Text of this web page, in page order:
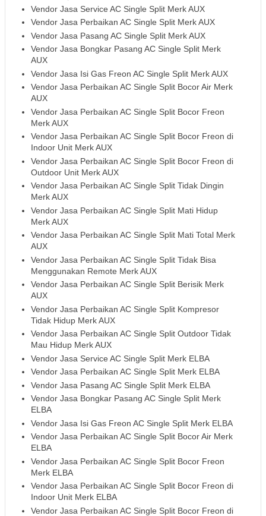
Vendor Jasa Service AC Single Split Merk AUX
Vendor Jasa Perbaikan AC Single Split Merk AUX
Vendor Jasa Pasang AC Single Split Merk AUX
Vendor Jasa Bongkar Pasang AC Single Split Merk
AUX
Vendor Jasa Isi Gas Freon AC Single Split Merk AUX
Vendor Jasa Perbaikan AC Single Split Bocor Air Merk
AUX
Vendor Jasa Perbaikan AC Single Split Bocor Freon
Merk AUX
Vendor Jasa Perbaikan AC Single Split Bocor Freon di
Indoor Unit Merk AUX
Vendor Jasa Perbaikan AC Single Split Bocor Freon di
Outdoor Unit Merk AUX
Vendor Jasa Perbaikan AC Single Split Tidak Dingin
Merk AUX
Vendor Jasa Perbaikan AC Single Split Mati Hidup
Merk AUX
Vendor Jasa Perbaikan AC Single Split Mati Total Merk
AUX
Vendor Jasa Perbaikan AC Single Split Tidak Bisa
Menggunakan Remote Merk AUX
Vendor Jasa Perbaikan AC Single Split Berisik Merk
AUX
Vendor Jasa Perbaikan AC Single Split Kompresor
Tidak Hidup Merk AUX
Vendor Jasa Perbaikan AC Single Split Outdoor Tidak
Mau Hidup Merk AUX
Vendor Jasa Service AC Single Split Merk ELBA
Vendor Jasa Perbaikan AC Single Split Merk ELBA
Vendor Jasa Pasang AC Single Split Merk ELBA
Vendor Jasa Bongkar Pasang AC Single Split Merk
ELBA
Vendor Jasa Isi Gas Freon AC Single Split Merk ELBA
Vendor Jasa Perbaikan AC Single Split Bocor Air Merk
ELBA
Vendor Jasa Perbaikan AC Single Split Bocor Freon
Merk ELBA
Vendor Jasa Perbaikan AC Single Split Bocor Freon di
Indoor Unit Merk ELBA
Vendor Jasa Perbaikan AC Single Split Bocor Freon di